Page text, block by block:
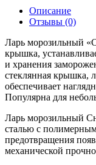
Описание
Отзывы (0)
Ларь морозильный
крышка,
и хранения
стеклянная крышка,
обеспечивает
Популярна для
Ларь морозильный
сталью с
предотвращения
механической